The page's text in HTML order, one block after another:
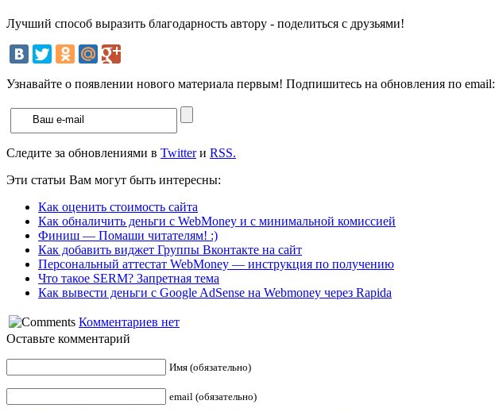
Лучший способ выразить благодарность автору - поделиться с друзьями!
Узнавайте о появлении нового материала первым! Подпишитесь на обновления по email:
Следите за обновлениями в Twitterи RSS.
Эти статьи Вам могут быть интересны:
Как оценить стоимость сайта
Как обналичить деньги с WebMoney и с минимальной комиссией
Финиш — Помаши читателям! :)
Как добавить виджет Группы Вконтакте на сайт
Персональный аттестат WebMoney — инструкция по получению
Что такое SERM? Запретная тема
Как вывести деньги с Google AdSense на Webmoney через Rapida
Комментариев нет
Оставьте комментарий
Имя (обязательно)
email (обязательно)